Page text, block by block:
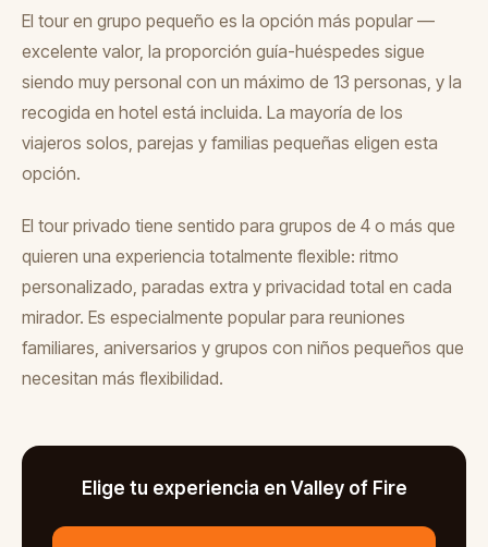
El tour en grupo pequeño es la opción más popular —
excelente valor, la proporción guía-huéspedes sigue
siendo muy personal con un máximo de 13 personas, y la
recogida en hotel está incluida. La mayoría de los
viajeros solos, parejas y familias pequeñas eligen esta
opción.
El tour privado tiene sentido para grupos de 4 o más que
quieren una experiencia totalmente flexible: ritmo
personalizado, paradas extra y privacidad total en cada
mirador. Es especialmente popular para reuniones
familiares, aniversarios y grupos con niños pequeños que
necesitan más flexibilidad.
Elige tu experiencia en Valley of Fire